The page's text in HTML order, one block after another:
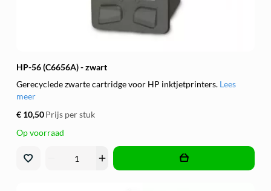
HP-56 (C6656A) - zwart
Gerecyclede zwarte cartridge voor HP inktjetprinters. Lees
meer
€ 10,50Prijs per stuk
Op voorraad
add